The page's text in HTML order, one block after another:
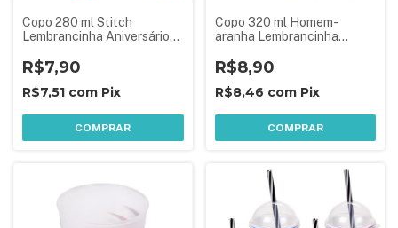
Copo 280 ml Stitch
Lembrancinha Aniversário
Sortida
R$7,90
R$7,51 com Pix
COMPRAR
Copo 320 ml Homem-
aranha Lembrancinha
R$8,90
R$8,46 com Pix
COMPRAR